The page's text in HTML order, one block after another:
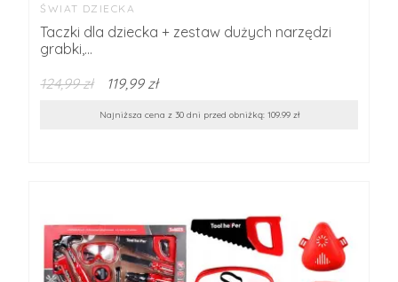
ŚWIAT DZIECKA
Taczki dla dziecka + zestaw dużych narzędzi
grabki,...
124,99 zł
119,99 zł
Najniższa cena z 30 dni przed obniżką: 109.99 zł